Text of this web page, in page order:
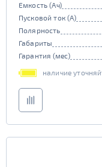
Емкость (Ач)
Пусковой ток (А)
Полярность
Габариты
Гарантия (мес)
наличие